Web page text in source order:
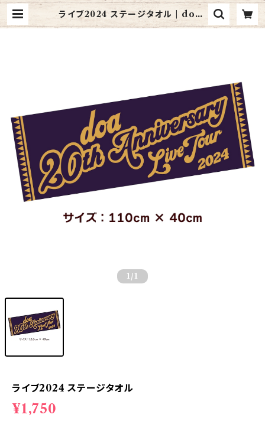
ライブ2024 ステージタオル | doar
ock online shop
1 /1
ライブ2024 ステージタオル
¥1,750